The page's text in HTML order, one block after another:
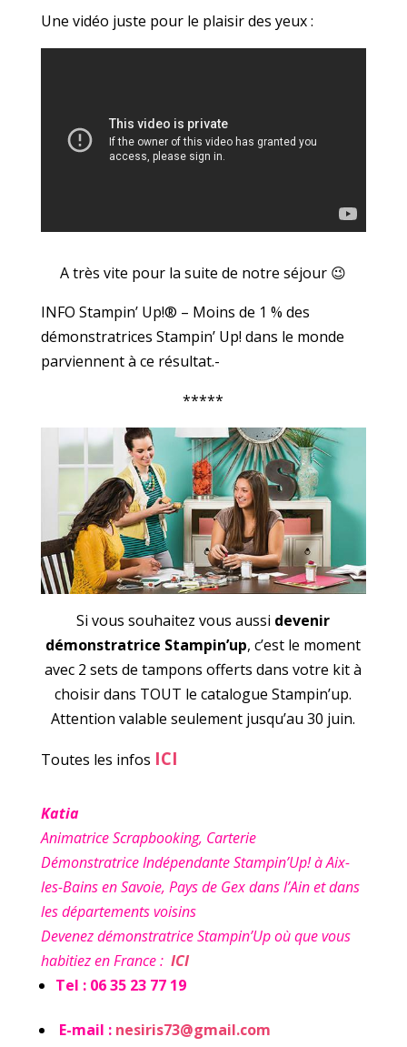
Une vidéo juste pour le plaisir des yeux :
A très vite pour la suite de notre séjour 😉
INFO Stampin’ Up!® – Moins de 1 % des
démonstratrices Stampin’ Up! dans le monde
parviennent à ce résultat.-
*****
Si vous souhaitez vous aussi devenir
démonstratrice Stampin’up, c’est le moment
avec 2 sets de tampons offerts dans votre kit à
choisir dans TOUT le catalogue Stampin’up.
Attention valable seulement jusqu’au 30 juin.
Toutes les infos ICI
Katia
Animatrice Scrapbooking, Carterie
Démonstratrice Indépendante Stampin’Up! à Aix-
les-Bains en Savoie, Pays de Gex dans l’Ain et dans
les départements voisins
Devenez démonstratrice Stampin’Up où que vous
habitiez en France : ICI
Tel : 06 35 23 77 19
E-mail : nesiris73@gmail.com